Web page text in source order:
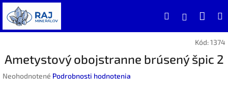
Prejsť
na
obsah
Hľadať
Kód:1374
Ametystový obojstranne brúsený špic 2
Priemerné
Neohodnotené Podrobnosti hodnotenia